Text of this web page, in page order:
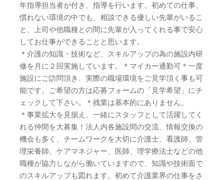
年指導担当者が付き、指導を行います。初めての仕事、
慣れない環境の中でも、相談できる優しい先輩がいるこ
と、上司や他職種との間に先輩が入ってくれる事で安心
してお仕事ができることと思います。
＊介護の知識・技術など、スキルアップの為の施設内研
修を月に２回実施しています。＊マイカー通勤可＊一度
施設にご訪問頂き、実際の職場環境をご見学頂く事も可
能です。ご希望の方は応募フォームの「見学希望」にチ
ェックして下さい。＊残業は基本的にありません。
＊事業拡大を見据え、一緒にスタッフとして活躍してく
れる仲間を大募集！法人内各施設間の交流、情報交換の
機会も多く、チームワークを大切に介護士、看護師、管
理栄養師、ケアマネジャー、医師、理学療法士などの他
職種が協力しながら働いていますので、知識や技術面で
のスキルアップも図れます。初めて介護業界の仕事をさ